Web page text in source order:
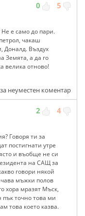
0 5
Не е само до пари.
чакаш
Доналд. Въздух
Земята, а да го
велика отново!
неуместен коментар
2 4
Говоря ти за
постигнати утре
и въобще не си
на САЩ за
говори някой
мъжки полов
хора мразят Мъск,
точно това ми
това което казва.